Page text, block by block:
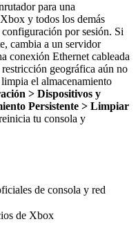
para una
y todos los demás
por sesión. Si
cambia a un servidor
conexión Ethernet cableada
geográfica aún no
el almacenamiento
> Dispositivos y
Persistente > Limpiar
tu consola y
de consola y red
de Xbox